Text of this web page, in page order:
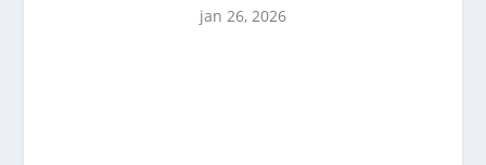
jan 26, 2026